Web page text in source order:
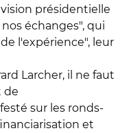
présidentielle
échanges", qui
l'expérience", leur
Larcher, il ne faut
de
sur les ronds-
et